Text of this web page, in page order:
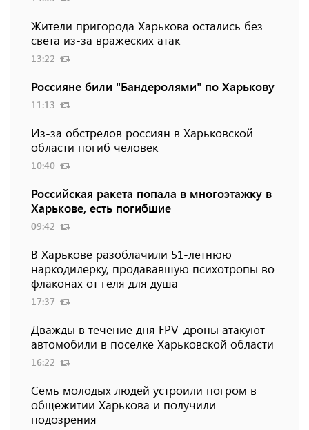
Жители пригорода Харькова остались без
света из-за вражеских атак
13:22
Россияне били "Бандеролями" по Харькову
11:13
Из-за обстрелов россиян в Харьковской
области погиб человек
10:40
Российская ракета попала в многоэтажку в
Харькове, есть погибшие
09:42
В Харькове разоблачили 51-летнюю
наркодилерку, продававшую психотропы во
флаконах от геля для душа
17:37
Дважды в течение дня FPV-дроны атакуют
автомобили в поселке Харьковской области
16:22
Семь молодых людей устроили погром в
общежитии Харькова и получили
подозрения